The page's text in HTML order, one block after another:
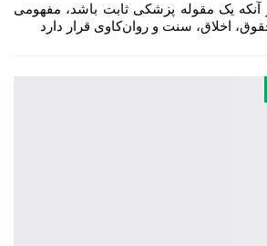
یک مقوله پزشکی ثابت باشد، مفهومی
اخلاق، سنت و روان‌کاوی قرار دارد